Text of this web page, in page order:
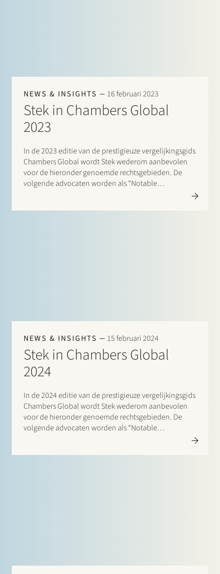
NEWS & INSIGHTS 16 februari 2023
Stek in Chambers Global
2023
In de 2023 editie van de prestigieuze vergelijkingsgids
Chambers Global wordt Stek wederom aanbevolen
voor de hieronder genoemde rechtsgebieden. De
volgende advocaten worden als “Notable
NEWS & INSIGHTS 15 februari 2024
Stek in Chambers Global
2024
In de 2024 editie van de prestigieuze vergelijkingsgids
Chambers Global wordt Stek wederom aanbevolen
voor de hieronder genoemde rechtsgebieden. De
volgende advocaten worden als “Notable
Practitioners” aangeduid: Banking & Finance: Sharon